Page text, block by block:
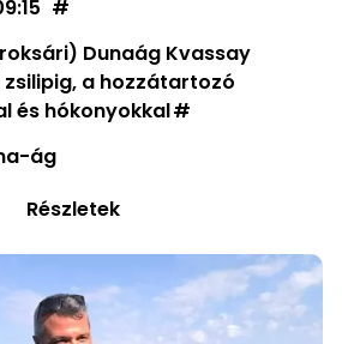
Dunaág Kvassay
zsilipig, a hozzátartozó
és hókonyokkal
ág
Részletek